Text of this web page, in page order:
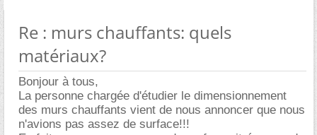
Re : murs chauffants: quels
matériaux?
Bonjour à tous,
La personne chargée d'étudier le dimensionnement
des murs chauffants vient de nous annoncer que nous
n'avions pas assez de surface!!!